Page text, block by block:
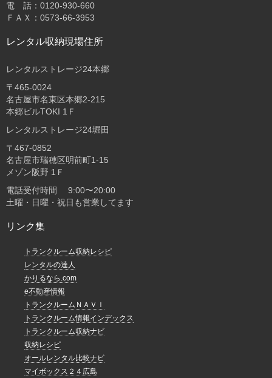
電 話：0120-930-660
ＦＡＸ：0573-66-3953
レンタル収納現場住所
レンタルストレージ24本郷
〒465-0024
名古屋市名東区本郷2-215
本郷ビルTOKI 1Ｆ
レンタルストレージ24堀田
〒467-0852
名古屋市瑞穂区明前町1-15
メゾン阪野 1Ｆ
電話受付時間 9:00〜20:00
土曜・日曜・祝日も営業してます
リンク集
トランクルーム収納レシピ
レンタルの達人
かりるなら.com
e不動産情報
トランクルームＮＡＶＩ
トランクルーム情報インデックス
トランクルーム収納ナビ
収納レシピ
オールレンタル比較ナビ
マイボックス２４広島